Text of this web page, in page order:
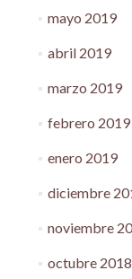
mayo 2019
abril 2019
marzo 2019
febrero 2019
enero 2019
diciembre
noviembre
octubre 2018